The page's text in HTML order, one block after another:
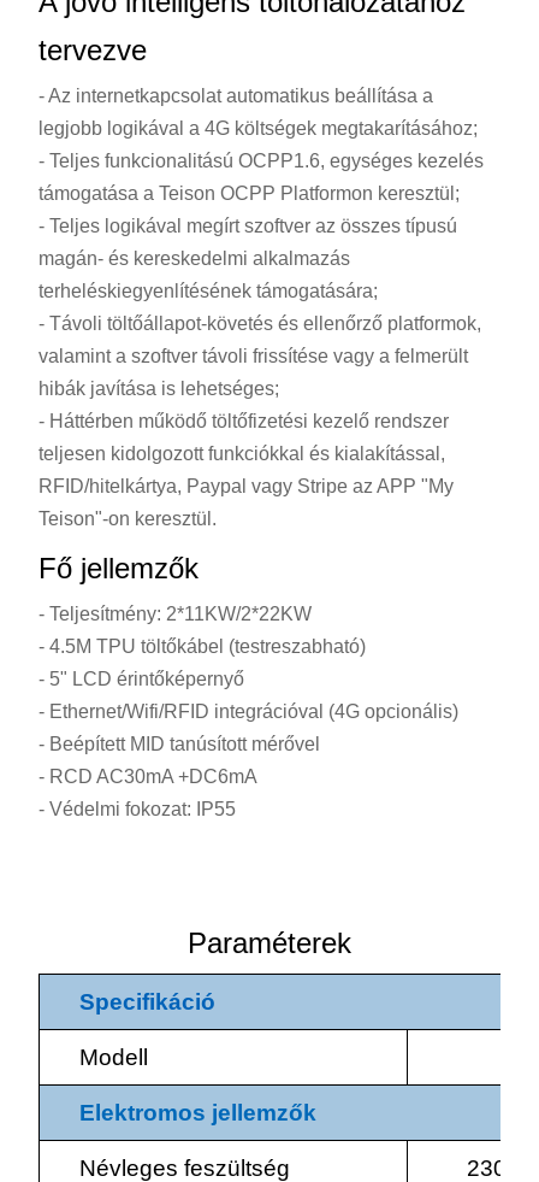
tervezve
- Az internetkapcsolat automatikus beállítása a
legjobb logikával a 4G költségek megtakarításához;
- Teljes funkcionalitású OCPP1.6, egységes kezelés
támogatása a Teison OCPP Platformon keresztül;
- Teljes logikával megírt szoftver az összes típusú
magán- és kereskedelmi alkalmazás
terheléskiegyenlítésének támogatására;
- Távoli töltőállapot-követés és ellenőrző platformok,
valamint a szoftver távoli frissítése vagy a felmerült
hibák javítása is lehetséges;
- Háttérben működő töltőfizetési kezelő rendszer
teljesen kidolgozott funkciókkal és kialakítással,
RFID/hitelkártya, Paypal vagy Stripe az APP "My
Teison"-on keresztül.
Fő jellemzők
- Teljesítmény: 2*11KW/2*22KW
- 4.5M TPU töltőkábel (testreszabható)
- 5" LCD érintőképernyő
- Ethernet/Wifi/RFID integrációval (4G opcionális)
- Beépített MID tanúsított mérővel
- RCD AC30mA +DC6mA
- Védelmi fokozat: IP55
Paraméterek
Specifikáció
Modell
Elektromos jellemzők
Névleges feszültség